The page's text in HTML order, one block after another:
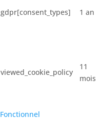
gdpr[consent_types] 1 an
viewed_cookie_policy
11
mois
Fonctionnel